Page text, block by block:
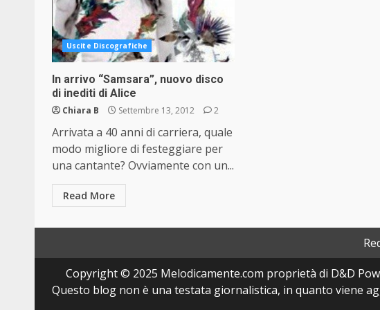
Uscite Discografiche
In arrivo “Samsara”, nuovo disco
di inediti di Alice
Chiara B Settembre 13, 2012 2
Arrivata a 40 anni di carriera, quale
modo migliore di festeggiare per
una cantante? Ovviamente con un...
Read More
Copyright © 2025 Melodicamente.com proprietà di D&D
Questo blog non è una testata giornalistica, in quanto viene